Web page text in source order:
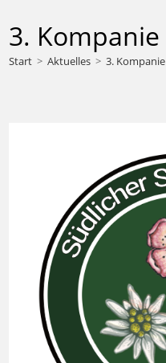
3. Kompanie
Start > Aktuelles > 3. Kompanie